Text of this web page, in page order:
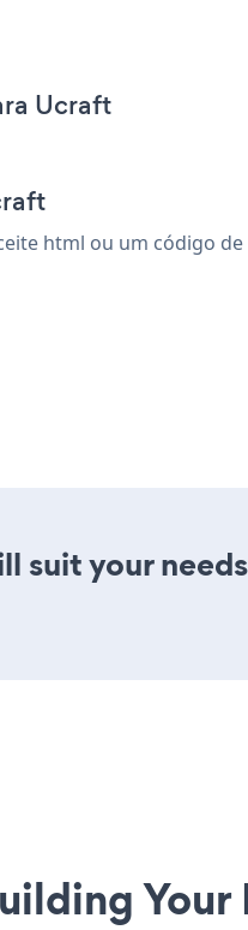
Ucraft
html ou um código
suit your
Your